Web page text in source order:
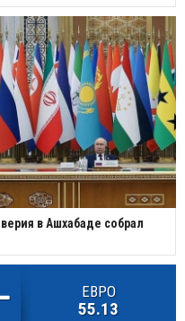
в Ашхабаде собрал
ЕВРО
55.13